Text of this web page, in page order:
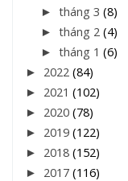
►tháng 3(8)
►tháng 2(4)
►tháng 1(6)
► 2022 (84)
► 2021 (102)
► 2020 (78)
► 2019 (122)
► 2018 (152)
► 2017 (116)